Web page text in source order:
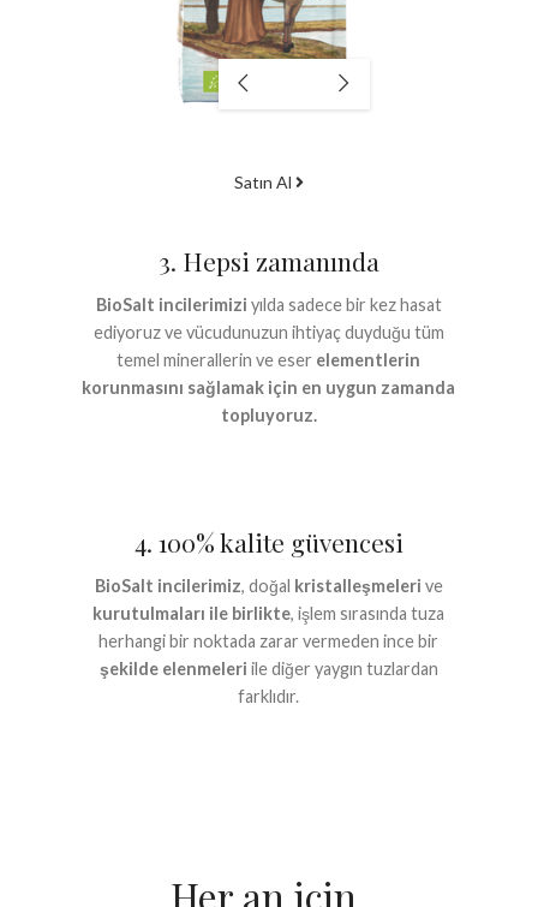
Satın Al
3. Hepsi zamanında
BioSalt incilerimizi yılda sadece bir kez hasat
ediyoruz ve vücudunuzun ihtiyaç duyduğu tüm
temel minerallerin ve eser elementlerin
korunmasını sağlamak için en uygun zamanda
topluyoruz.
4. 100% kalite güvencesi
BioSalt incilerimiz, doğal kristalleşmeleri ve
kurutulmaları ile birlikte, işlem sırasında tuza
herhangi bir noktada zarar vermeden ince bir
şekilde elenmeleri ile diğer yaygın tuzlardan
farklıdır.
Her an için,